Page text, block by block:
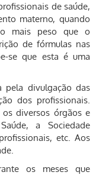
de saúde,
materno, quando
mais peso que o
de fórmulas nas
se que esta é uma
pela divulgação das
dos profissionais.
diversos órgãos e
a Sociedade
etc. Aos
os meses que